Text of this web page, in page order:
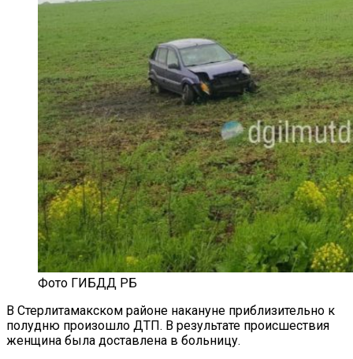
Фото ГИБДД РБ
В Стерлитамакском районе накануне приблизительно к
полудню произошло ДТП. В результате происшествия
женщина была доставлена в больницу.